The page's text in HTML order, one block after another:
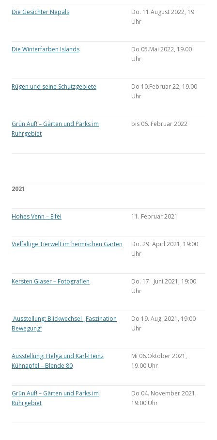
Die Gesichter Nepals
Do. 11.August 2022, 19
Uhr
Die Winterfarben Islands
Do 05.Mai 2022, 19.00
Uhr
Rügen und seine Schutzgebiete
Do 10.Februar 22, 19.00
Uhr
Grün Auf! – Gärten und Parks im
Ruhrgebiet
bis 06. Februar 2022
2021
Hohes Venn – Eifel 11. Februar 2021
Vielfältige Tierwelt im heimischen Garten
Do. 29. April 2021, 19:00
Uhr
Kersten Glaser – Fotografien
Do. 17. Juni 2021, 19:00
Uhr
Ausstellung: Blickwechsel „Faszination
Bewegung“
Do 19. Aug. 2021, 19:00
Uhr
Ausstellung: Helga und Karl-Heinz
Kühnapfel – Blende 80
Mi 06.Oktober 2021,
19.00 Uhr
Grün Auf! – Gärten und Parks im
Ruhrgebiet
Do 04. November 2021,
19:00 Uhr